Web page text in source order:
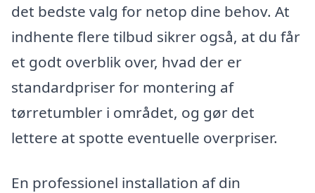
det bedste valg for netop dine behov. At
indhente flere tilbud sikrer også, at du får
et godt overblik over, hvad der er
standardpriser for montering af
tørretumbler i området, og gør det
lettere at spotte eventuelle overpriser.
En professionel installation af din